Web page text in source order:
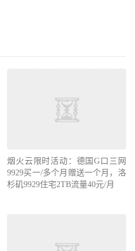
烟火云限时活动：德国G口三网
9929买一/多个月赠送一个月，洛
杉矶9929住宅2TB流量40元/月